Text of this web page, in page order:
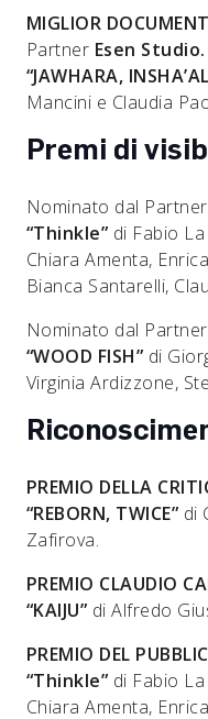
MIGLIOR
Partner Esen Studio.
“JAWHARA,
Mancini e Claudia
Premi di
Nominato dal Partner
“Thinkle” di Fabio
Chiara Amenta,
Bianca Santarelli,
Nominato dal Partner
“WOOD FISH” di
Virginia Ardizzone,
PREMIO DELLA
“REBORN, TWICE” di
Zafirova.
PREMIO CLAUDIO
“KAIJU” di Alfredo
PREMIO DEL
“Thinkle” di Fabio
Chiara Amenta,